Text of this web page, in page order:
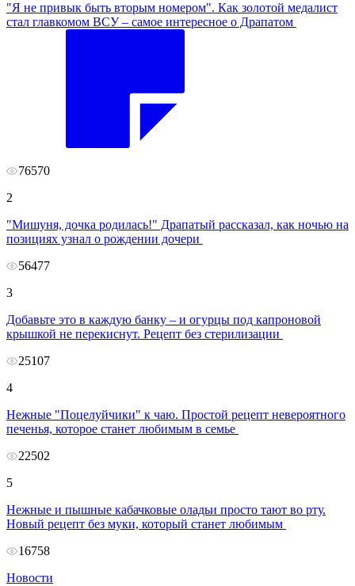
"Я не привык быть вторым номером". Как золотой медалист
стал главкомом ВСУ – самое интересное о Драпатом
76570
2
"Мишуня, дочка родилась!" Драпатый рассказал, как ночью на
позициях узнал о рождении дочери
56477
3
Добавьте это в каждую банку – и огурцы под капроновой
крышкой не перекиснут. Рецепт без стерилизации
25107
4
Нежные "Поцелуйчики" к чаю. Простой рецепт невероятного
печенья, которое станет любимым в семье
22502
5
Нежные и пышные кабачковые оладьи просто тают во рту.
Новый рецепт без муки, который станет любимым
16758
Новости